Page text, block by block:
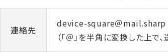
連絡先
device-square＠mail.sharp
（「＠」を半角に変換した上で